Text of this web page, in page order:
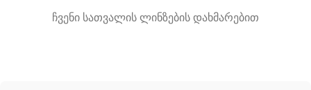
ჩვენი სათვალის ლინზების დახმარებით